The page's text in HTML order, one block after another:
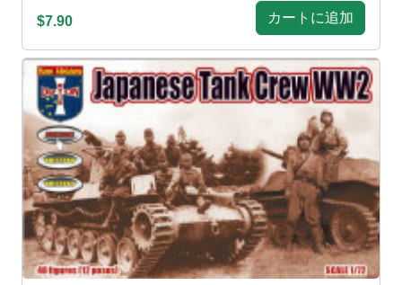
$7.90 カートに追加